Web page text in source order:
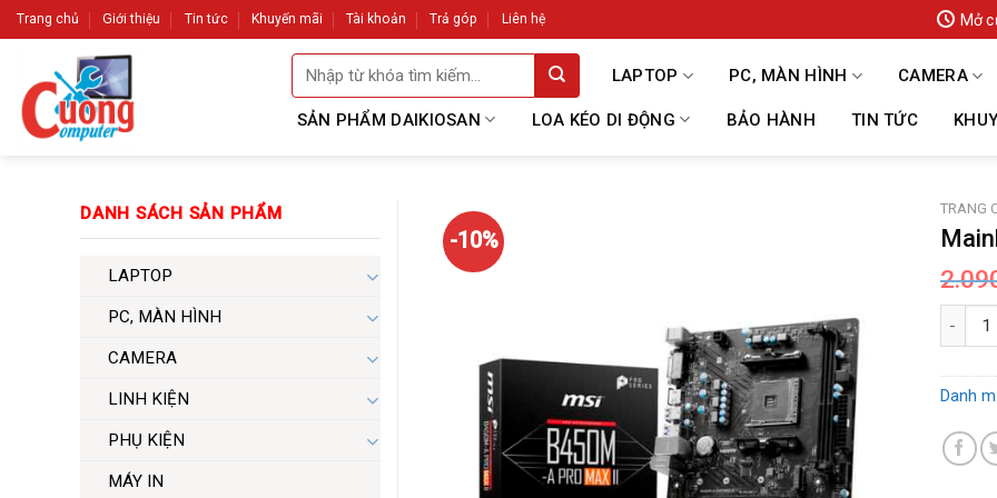
Skip
to
Trang chủ Giới thiệu Tin tức Khuyến mãi Tài khoản Trả góp Liên hệ Mở
Tìm
kiếm:
LAPTOP PC, MÀN HÌNH CAMERA
SẢN PHẨM DAIKIOSAN LOA KÉO DI ĐỘNG BẢO HÀNH TIN TỨC
DANH SÁCH SẢN PHẨM
LAPTOP
PC, MÀN HÌNH
CAMERA
LINH KIỆN
PHỤ KIỆN
MÁY IN
-10%
TRANG
Danh